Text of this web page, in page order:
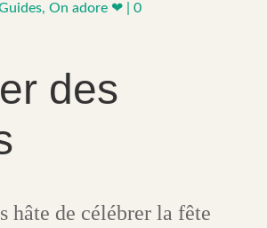
, On adore ❤| 0
des
hâte de célébrer la fête